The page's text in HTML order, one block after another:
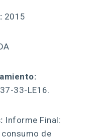
2015
33-LE16.
Informe Final:
de